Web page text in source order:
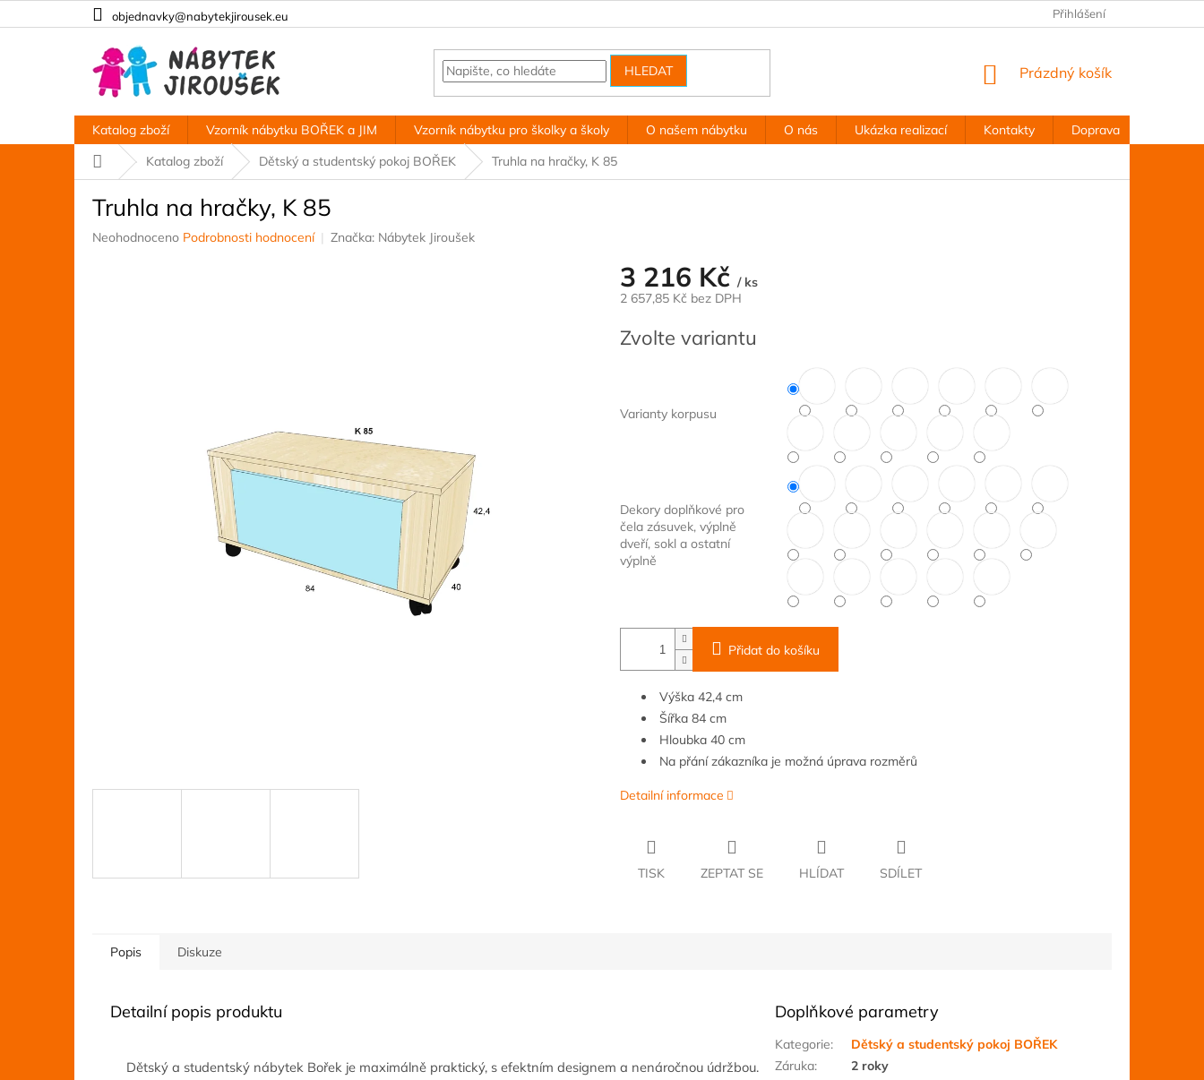
na
objednavky@nabytekjirousek.eu Přihlášení
HLEDAT
NÁKUPNÍ
Prázdný košík
Katalog zboží Vzorník nábytku BOŘEK a JIM Vzorník nábytku pro školky a školy O našem nábytku O nás Ukázka realizací Kontakty Doprava
Domů
Katalog zboží Dětský a studentský pokoj BOŘEK Truhla na hračky, K 85
Truhla na hračky, K 85
Průměrné
Neohodnoceno Podrobnosti hodnocení Značka: Nábytek Jiroušek
3 216 Kč / ks
2 657,85 Kč bez DPH
cena:
Zvolte variantu
Varianty korpusu
Dekory doplňkové pro
čela zásuvek, výplně
dveří, sokl a ostatní
výplně
Přidat do košíku
Výška 42,4 cm
Šířka 84 cm
Hloubka 40 cm
Na přání zákazníka je možná úprava rozměrů
Detailní informace
TISK ZEPTAT SE HLÍDAT SDÍLET
Popis Diskuze
Detailní popis produktu
Dětský a studentský nábytek Bořek je maximálně praktický, s efektním designem a nenáročnou údržbou.
Doplňkové parametry
Kategorie:
Dětský a studentský pokoj BOŘEK
Záruka: 2 roky